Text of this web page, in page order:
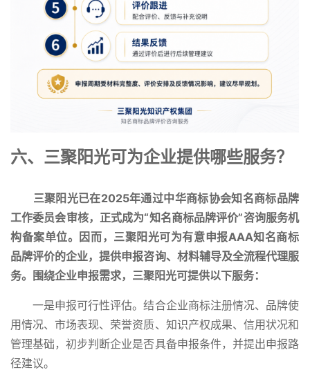
六、三聚阳光可为企业提供哪些服务？
三聚阳光已在2025年通过中华商标协会知名商标品牌
工作委员会审核，正式成为“知名商标品牌评价”咨询服务机
构备案单位。因而，三聚阳光可为有意申报AAA知名商标
品牌评价的企业，提供申报咨询、材料辅导及全流程代理服
务。围绕企业申报需求，三聚阳光可提供以下服务：
一是申报可行性评估。结合企业商标注册情况、品牌使
用情况、市场表现、荣誉资质、知识产权成果、信用状况和
管理基础，初步判断企业是否具备申报条件，并提出申报路
径建议。